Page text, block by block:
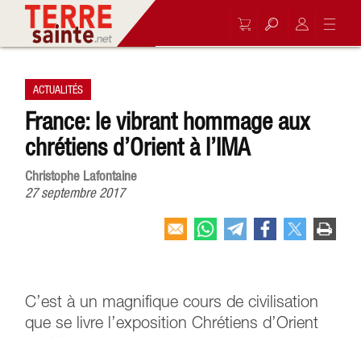
ACTUALITÉS
France: le vibrant hommage aux
chrétiens d’Orient à l’IMA
Christophe Lafontaine
27 septembre 2017
C’est à un magnifique cours de civilisation
que se livre l’exposition Chrétiens d’Orient